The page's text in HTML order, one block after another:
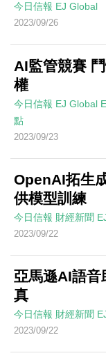
今日信報 EJ Global
2023/09/26
AI監管競賽
權
今日信報 EJ Global
點
2023/09/23
OpenAI拓生
供模型訓練
今日信報 財經新聞
2023/09/22
亞馬遜AI語音
真
今日信報 財經新聞
2023/09/22